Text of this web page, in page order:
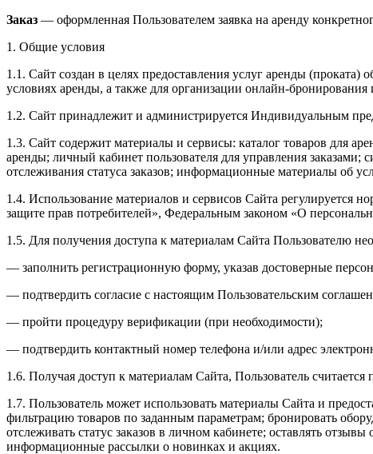
Заказ — оформленная Пользователем заявка на аренду
1. Общие условия
1.1. Сайт создан в целях предоставления услуг аренды (проката)
условиях аренды, а также для организации онлайн-бронирования
1.2. Сайт принадлежит и администрируется Индивидуальным
1.3. Сайт содержит материалы и сервисы: каталог товаров для
аренды; личный кабинет пользователя для управления заказами;
отслеживания статуса заказов; информационные материалы об
1.4. Использование материалов и сервисов Сайта
защите прав потребителей», Федеральным законом «О
1.5. Для получения доступа к материалам Сайта Пользователю
— заполнить регистрационную форму, указав достоверные
— подтвердить согласие с настоящим Пользовательским
— пройти процедуру верификации (при необходимости);
— подтвердить контактный номер телефона и/или адрес
1.6. Получая доступ к материалам Сайта, Пользователь
1.7. Пользователь может использовать материалы Сайта и
фильтрацию товаров по заданным параметрам; бронировать
отслеживать статус заказов в личном кабинете; оставлять
информационные рассылки о новинках и акциях.